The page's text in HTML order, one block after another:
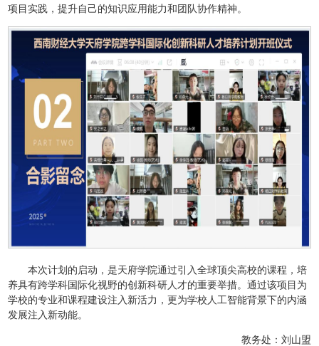
项目实践，提升自己的知识应用能力和团队协作精神。
本次计划的启动，是天府学院通过引入全球顶尖高校的课程，培
养具有跨学科国际化视野的创新科研人才的重要举措。通过该项目为
学校的专业和课程建设注入新活力，更为学校人工智能背景下的内涵
发展注入新动能。
教务处：刘山盟